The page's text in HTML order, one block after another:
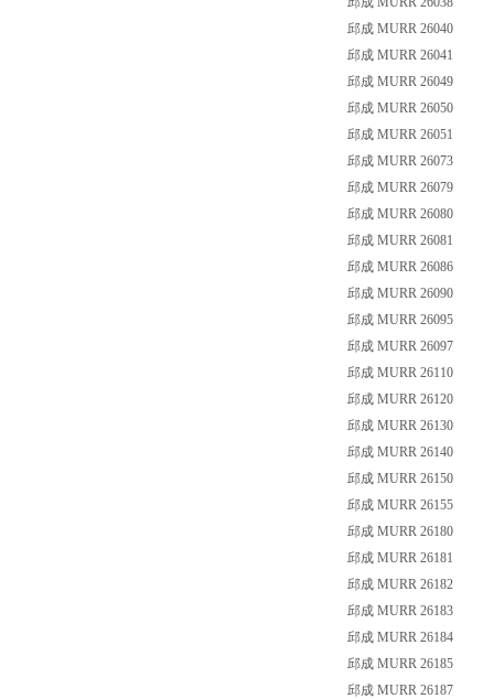
邱成 MURR 26040
邱成 MURR 26041
邱成 MURR 26049
邱成 MURR 26050
邱成 MURR 26051
邱成 MURR 26073
邱成 MURR 26079
邱成 MURR 26080
邱成 MURR 26081
邱成 MURR 26086
邱成 MURR 26090
邱成 MURR 26095
邱成 MURR 26097
邱成 MURR 26110
邱成 MURR 26120
邱成 MURR 26130
邱成 MURR 26140
邱成 MURR 26150
邱成 MURR 26155
邱成 MURR 26180
邱成 MURR 26181
邱成 MURR 26182
邱成 MURR 26183
邱成 MURR 26184
邱成 MURR 26185
邱成 MURR 26187